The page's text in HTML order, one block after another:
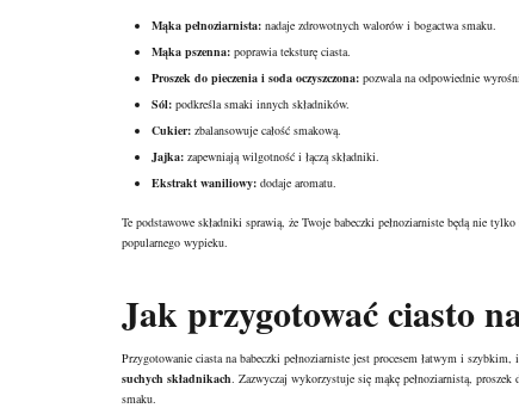
Mąka pełnoziarnista: nadaje zdrowotnych walorów i bogactwa smaku.
Mąka pszenna: poprawia teksturę ciasta.
Proszek do pieczenia i soda oczyszczona: pozwala na odpowiednie
Sól: podkreśla smaki innych składników.
Cukier: zbalansowuje całość smakową.
Jajka: zapewniają wilgotność i łączą składniki.
Ekstrakt waniliowy: dodaje aromatu.
Te podstawowe składniki sprawią, że Twoje babeczki pełnoziarniste będą nie
popularnego wypieku.
Jak przygotować ciasto
Przygotowanie ciasta na babeczki pełnoziarniste jest procesem łatwym i
suchych składnikach. Zazwyczaj wykorzystuje się mąkę pełnoziarnistą,
smaku.